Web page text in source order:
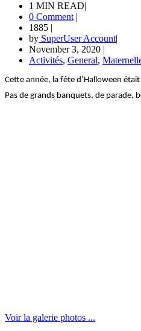
1 MIN READ|
0 Comment |
1885 |
by SuperUser Account|
November 3, 2020 |
Activités, General,
Cette année, la fête d’Halloween
Pas de grands banquets, de parade,
Voir la galerie photos ...